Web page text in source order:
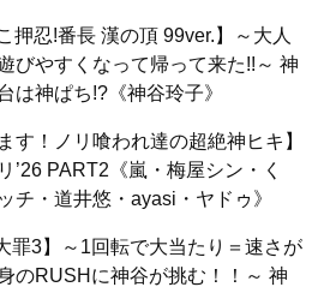
押忍!番長 漢の頂 99ver.】～大人
びやすくなって帰って来た!!～ 神
は神ぱち!?《神谷玲子》
す！ノリ喰われ達の超絶神ヒキ】
’26 PART2《嵐・梅屋シン・く
チ・道井悠・ayasi・ヤドゥ》
罪3】～1回転で大当たり＝速さが
のRUSHに神谷が挑む！！～ 神